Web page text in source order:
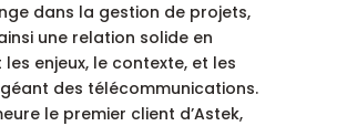
dans la gestion de projets,
une relation solide en
enjeux, le contexte, et les
des télécommunications.
le premier client d’Astek,